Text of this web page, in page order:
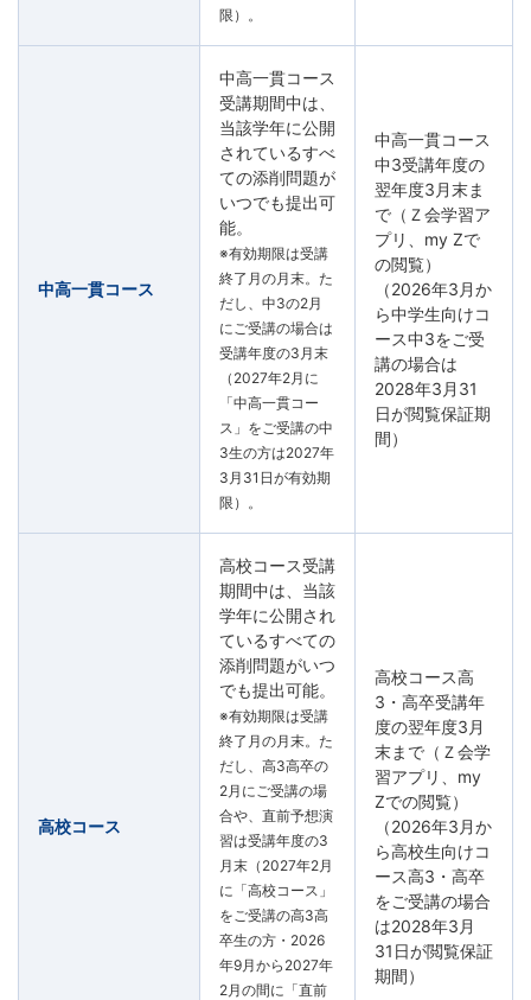
限）。
中高一貫コース
中高一貫コース
受講期間中は、
当該学年に公開
されているすべ
ての添削問題が
いつでも提出可
能。
※有効期限は受講
終了月の月末。た
だし、中3の2月
にご受講の場合は
受講年度の3月末
（2027年2月に
「中高一貫コー
ス」をご受講の中
3生の方は2027年
3月31日が有効期
限）。
中高一貫コース
中3受講年度の
翌年度3月末ま
で（Ｚ会学習ア
プリ、my Zで
の閲覧）
（2026年3月か
ら中学生向けコ
ース中3をご受
講の場合は
2028年3月31
日が閲覧保証期
間）
高校コース
高校コース受講
期間中は、当該
学年に公開され
ているすべての
添削問題がいつ
でも提出可能。
※有効期限は受講
終了月の月末。た
だし、高3高卒の
2月にご受講の場
合や、直前予想演
習は受講年度の3
月末（2027年2月
に「高校コース」
をご受講の高3高
卒生の方・2026
年9月から2027年
2月の間に「直前
高校コース高
3・高卒受講年
度の翌年度3月
末まで（Ｚ会学
習アプリ、my
Zでの閲覧）
（2026年3月か
ら高校生向けコ
ース高3・高卒
をご受講の場合
は2028年3月
31日が閲覧保証
期間）